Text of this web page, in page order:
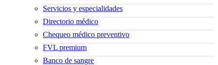
Servicios y especialidades
Directorio médico
Chequeo médico preventivo
FVL premium
Banco de sangre